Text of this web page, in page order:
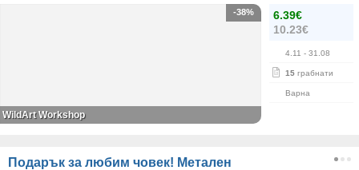
6.39€
10.23€
4.11 - 31.08
15 грабнати
Варна
-38%
WildArt Workshop
Подарък за любим човек! Метален